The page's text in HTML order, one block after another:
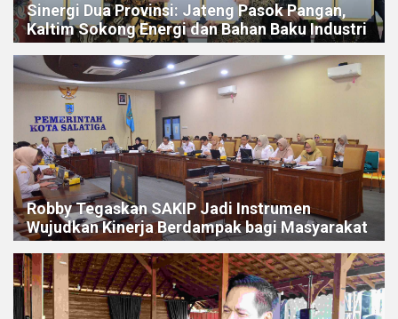
Sinergi Dua Provinsi: Jateng Pasok Pangan,
Kaltim Sokong Energi dan Bahan Baku Industri
Robby Tegaskan SAKIP Jadi Instrumen
Wujudkan Kinerja Berdampak bagi Masyarakat